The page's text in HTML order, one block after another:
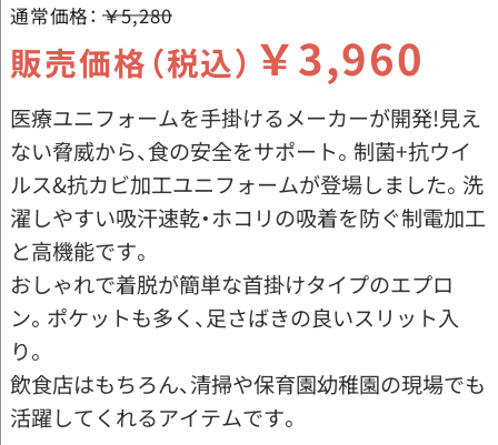
通常価格： ￥5,280
販売価格（税込） ￥3,960
医療ユニフォームを手掛けるメーカーが開発!見え
ない脅威から、食の安全をサポート。制菌+抗ウイ
ルス&抗カビ加工ユニフォームが登場しました。洗
濯しやすい吸汗速乾・ホコリの吸着を防ぐ制電加工
と高機能です。
おしゃれで着脱が簡単な首掛けタイプのエプロ
ン。ポケットも多く、足さばきの良いスリット入
り。
飲食店はもちろん、清掃や保育園幼稚園の現場でも
活躍してくれるアイテムです。